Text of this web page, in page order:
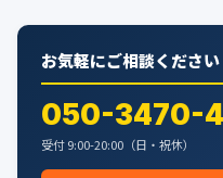
お気軽にご相談ください
050-3470-
受付 9:00-20:00（日・祝休）